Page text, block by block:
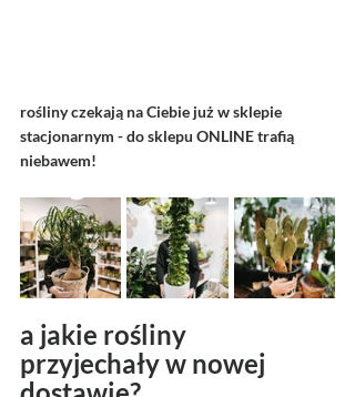
rośliny czekają na Ciebie już w sklepie
stacjonarnym - do sklepu ONLINE trafią
niebawem!
a jakie rośliny
przyjechały w nowej